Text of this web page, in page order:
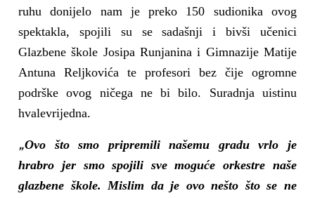
ruhu donijelo nam je preko 150 sudionika ovog
spektakla, spojili su se sadašnji i bivši učenici
Glazbene škole Josipa Runjanina i Gimnazije Matije
Antuna Reljkovića te profesori bez čije ogromne
podrške ovog ničega ne bi bilo. Suradnja uistinu
hvalevrijedna.
„Ovo što smo pripremili našemu gradu vrlo je
hrabro jer smo spojili sve moguće orkestre naše
glazbene škole. Mislim da je ovo nešto što se ne